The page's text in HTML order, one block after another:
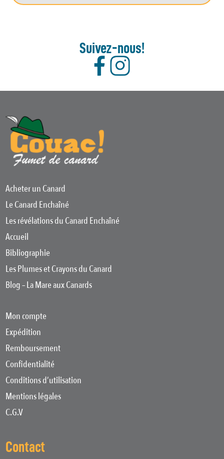
Suivez-nous!
Acheter un Canard
Le Canard Enchaîné
Les révélations du Canard Enchaîné
Accueil
Bibliographie
Les Plumes et Crayons du Canard
Blog – La Mare aux Canards
Mon compte
Expédition
Remboursement
Confidentialité
Conditions d’utilisation
Mentions légales
C.G.V
Contact